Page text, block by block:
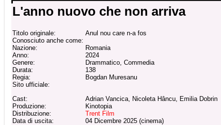
L'anno nuovo che non arriva
Titolo originale:
Anul nou care n-a fos
Conosciuto anche come:
Nazione:
Romania
Anno:
2024
Genere:
Drammatico, Commedia
Durata:
138
Regia:
Bogdan Muresanu
Sito ufficiale:
Cast:
Adrian Vancica, Nicoleta Hâncu, Emilia Dobrin
Produzione:
Kinotopia
Distribuzione:
Trent Film
Data di uscita:
04 Dicembre 2025 (cinema)